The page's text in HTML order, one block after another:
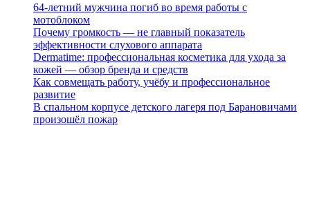
64-летний мужчина погиб во время работы с
мотоблоком
Почему громкость — не главный показатель
эффективности слухового аппарата
Dermatime: профессиональная косметика для ухода за
кожей — обзор бренда и средств
Как совмещать работу, учёбу и профессиональное
развитие
В спальном корпусе детского лагеря под Барановичами
произошёл пожар